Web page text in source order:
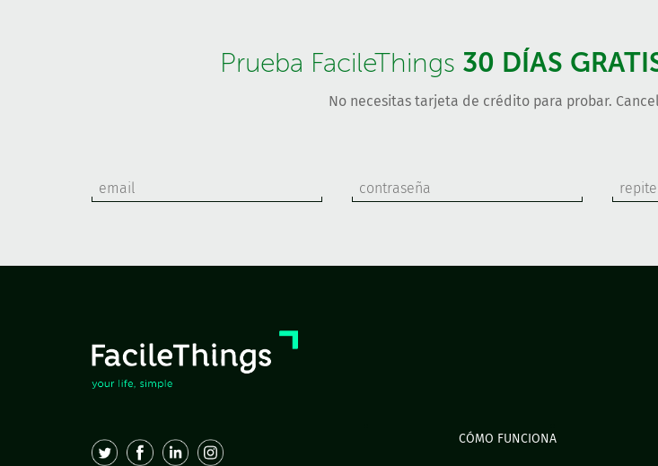
Prueba FacileThings 30 DÍAS
No necesitas tarjeta de crédito para probar.
CÓMO FUNCIONA